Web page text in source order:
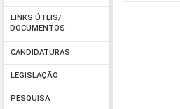
LINKS ÚTEIS/
DOCUMENTOS
CANDIDATURAS
LEGISLAÇÃO
PESQUISA